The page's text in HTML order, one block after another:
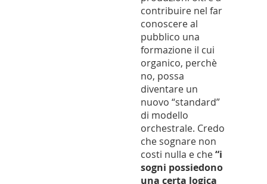
contribuire nel far
conoscere al
pubblico una
formazione il cui
organico, perchè
no, possa
diventare un
nuovo “standard”
di modello
orchestrale. Credo
che sognare non
costi nulla e che“i
sogni possiedono
una certa logica